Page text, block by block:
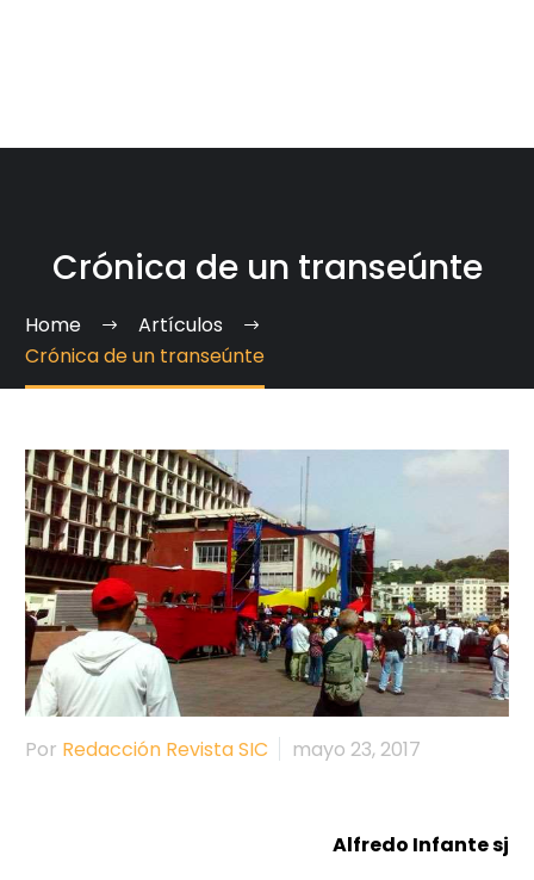
Crónica de un transeúnte
Home
Artículos
Crónica de un transeúnte
Por Redacción Revista SIC mayo 23, 2017
Alfredo Infante sj